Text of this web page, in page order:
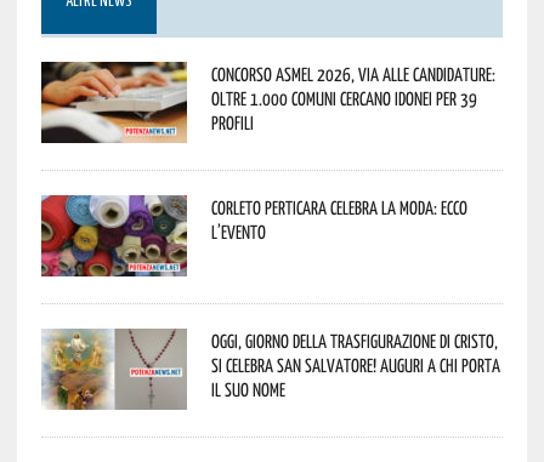
Concorso Asmel 2026, via alle candidature:
oltre 1.000 Comuni cercano idonei per 39
profili
Corleto Perticara celebra la moda: ecco
l’evento
Oggi, giorno della Trasfigurazione di Cristo,
si celebra San Salvatore! Auguri a chi porta
il suo nome